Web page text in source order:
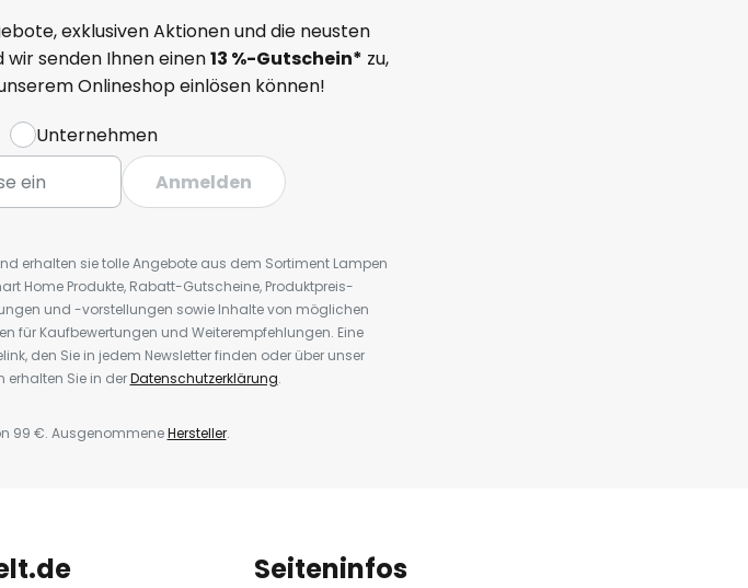
exklusiven Aktionen und die neusten
senden Ihnen einen13 %-Gutschein* zu,
Onlineshop einlösen können!
Unternehmen
Anmelden
erhalten sie tolle Angebote aus dem Sortiment Lampen
Home Produkte, Rabatt-Gutscheine, Produktpreis-
und -vorstellungen sowie Inhalte von möglichen
für Kaufbewertungen und Weiterempfehlungen. Eine
den Sie in jedem Newsletter finden oder über unser
erhalten Sie in derDatenschutzerklärung.
99 €. AusgenommeneHersteller.
Seiteninfos